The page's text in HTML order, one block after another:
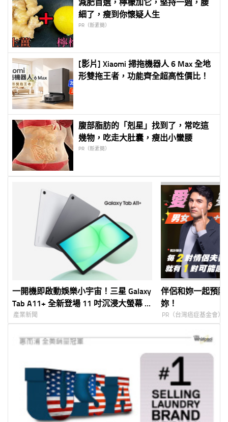
減肥首選，檸檬加它，堅持一週，腰
細了，瘦到你懷疑人生
PR（新素簡）
[影片] Xiaomi 掃拖機器人 6 Max 全地
形雙拖王者，功能齊全超高性價比！
腹部脂肪的「剋星」找到了，常吃這
幾物，吃走大肚囊，瘦出小蠻腰
PR（新素簡）
一開機即啟動娛樂小宇宙！三星 Galaxy
Tab A11+ 全新登場 11 吋沉浸大螢幕 ×
強化效能 × AI 智慧助力 全方位行動
產業新聞
伴侶和妳一起預
妳！
PR（台灣癌症基金會）